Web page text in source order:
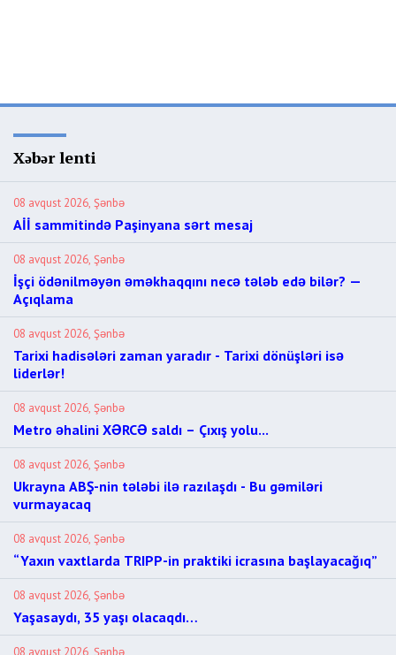
Xəbər lenti
08 avqust 2026, Şənbə
Aİİ sammitində Paşinyana sərt mesaj
08 avqust 2026, Şənbə
İşçi ödənilməyən əməkhaqqını necə tələb edə bilər? —
Açıqlama
08 avqust 2026, Şənbə
Tarixi hadisələri zaman yaradır - Tarixi dönüşləri isə
liderlər!
08 avqust 2026, Şənbə
Metro əhalini XƏRCƏ saldı – Çıxış yolu...
08 avqust 2026, Şənbə
Ukrayna ABŞ-nin tələbi ilə razılaşdı - Bu gəmiləri
vurmayacaq
08 avqust 2026, Şənbə
“Yaxın vaxtlarda TRIPP-in praktiki icrasına başlayacağıq”
08 avqust 2026, Şənbə
Yaşasaydı, 35 yaşı olacaqdı…